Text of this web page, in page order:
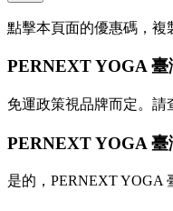
點擊本頁面的優惠碼，複
PERNEXT YOGA 臺
免運政策視品牌而定。請
PERNEXT YOGA 臺
是的，PERNEXT YOGA